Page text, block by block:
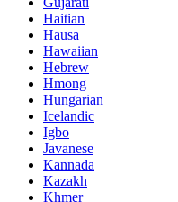
Haitian
Hausa
Hawaiian
Hebrew
Hmong
Hungarian
Icelandic
Igbo
Javanese
Kannada
Kazakh
Khmer